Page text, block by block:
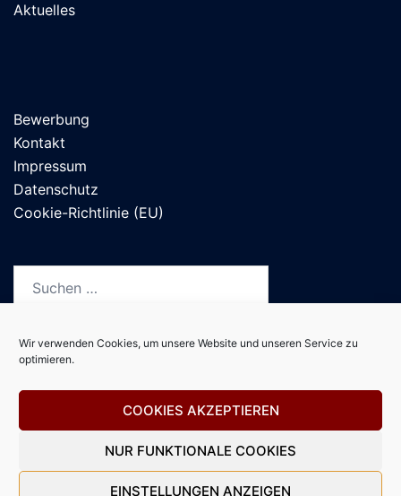
Wir verwenden Cookies, um unsere Website und unseren Service zu
optimieren.
COOKIES AKZEPTIEREN
NUR FUNKTIONALE COOKIES
EINSTELLUNGEN ANZEIGEN
Aktuelles
Bewerbung
Kontakt
Impressum
Datenschutz
Cookie-Richtlinie (EU)
nach: